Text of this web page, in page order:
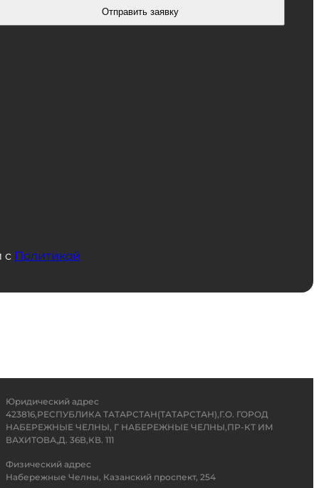
с Политикой
Отправить заявку
Юридический адрес
423816,РЕСПУБЛИКА ТАТАРСТАН(ТАТАРСТАН),Г.О. ГОРОД
НАБЕРЕЖНЫЕ ЧЕЛНЫ, Г НАБЕРЕЖНЫЕ ЧЕЛНЫ,ПР-КТ ИМ
ВАХИТОВА,Д. 36В,КВ. 111
Физический адрес
Набережные Челны, Казанский проспект, 254